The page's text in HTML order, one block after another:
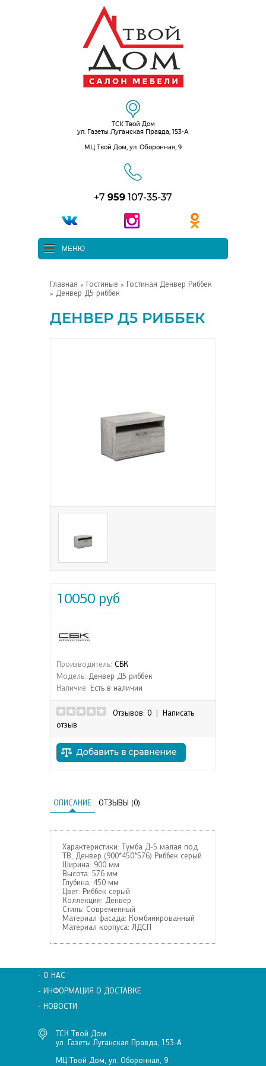
ТСК Твой Дом
ул. Газеты Луганская Правда, 153-А
МЦ Твой Дом, ул. Оборонная, 9
+7 959 107-35-37
МЕНЮ
Главная » Гостиные » Гостиная Денвер Риббек
» Денвер Д5 риббек
ДЕНВЕР Д5 РИББЕК
10050 руб
Производитель: СБК
Модель: Денвер Д5 риббек
Наличие: Есть в наличии
Отзывов: 0
Написать
отзыв
ОПИСАНИЕ ОТЗЫВЫ (0)
Характеристики: Тумба Д-5 малая под
ТВ, Денвер (900*450*576) Риббек серый
Ширина: 900 мм
Высота: 576 мм
Глубина: 450 мм
Цвет: Риббек серый
Коллекция: Денвер
Стиль: Современный
Материал фасада: Комбинированный
Материал корпуса: ЛДСП
- О НАС
- ИНФОРМАЦИЯ О ДОСТАВКЕ
- НОВОСТИ
ТСК Твой Дом
ул. Газеты Луганская Правда, 153-А
МЦ Твой Дом, ул. Оборонная, 9